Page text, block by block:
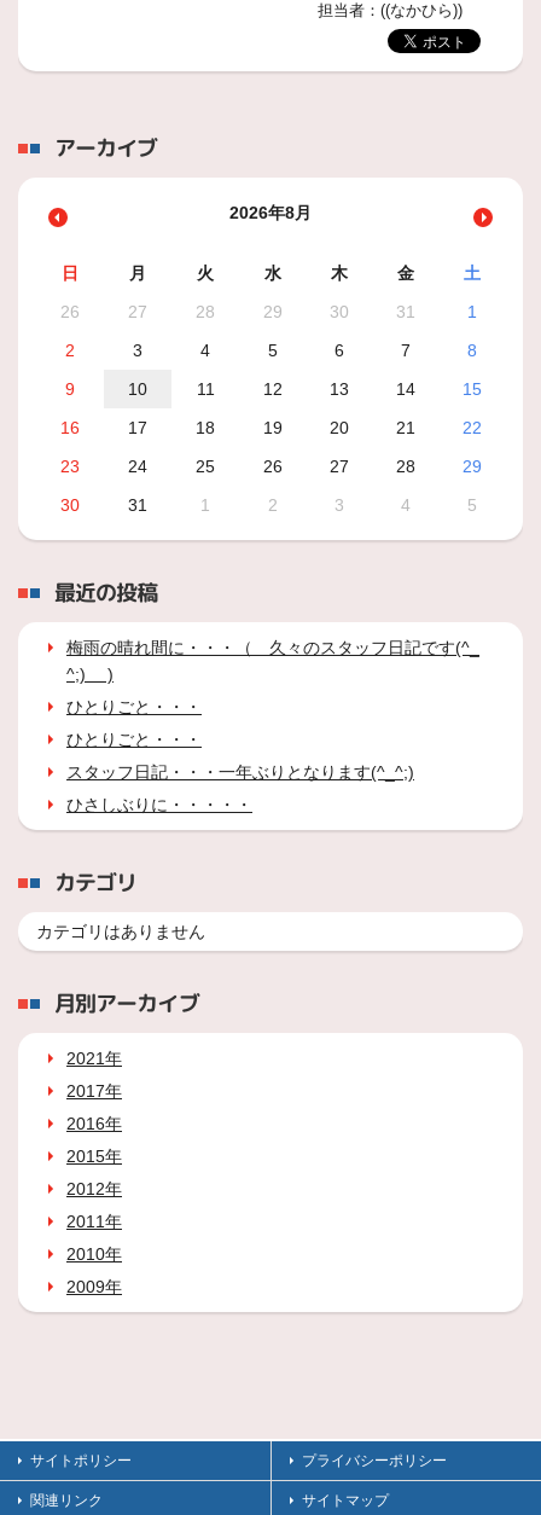
担当者：((なかひら))
アーカイブ
2026年8月
日 月 火 水 木 金
土
26
27 28 29 30 31
1
2
3 4 5 6 7
8
9
10 11 12 13 14
15
16
17 18 19 20 21
22
23
24 25 26 27 28
29
30
31 1 2 3 4 5
最近の投稿
梅雨の晴れ間に・・・（ 久々のスタッフ日記です(^_
^;) )
ひとりごと・・・
ひとりごと・・・
スタッフ日記・・・一年ぶりとなります(^_^;)
ひさしぶりに・・・・・
カテゴリ
カテゴリはありません
月別アーカイブ
2021年
2017年
2016年
2015年
2012年
2011年
2010年
2009年
サイトポリシー プライバシーポリシー
関連リンク サイトマップ